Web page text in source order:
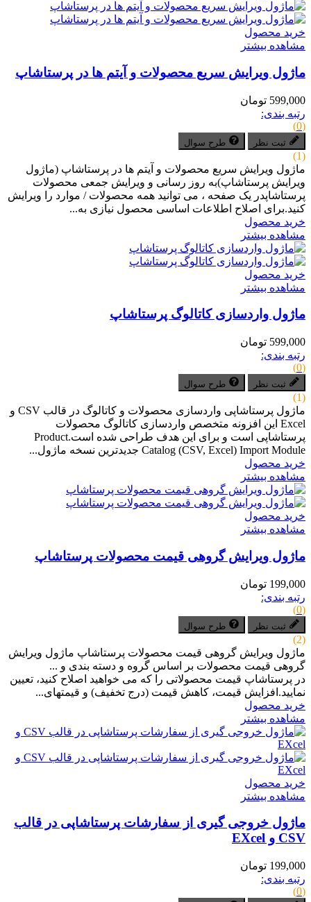
خرید محصول
مشاهده بیشتر
ماژول ویرایش سریع محصولات و آیتم ها در پرستاشاپ
599,000 تومان
رتبه بندی:
(0)
ثبت نظر طرح سوال
(1)
ماژول ویرایش سریع محصولات و آیتم ها در پرستاشاپ (ماژول
ویرایش پرستاشاپ)به روز رسانی و ویرایش جمعی محصولات
پرستاشاپدر یک صفحه ، می توانید همه محصولات / موارد را ویرایش
کنید.برای اصلاح اطلاعات اساسی محصول نیازی به...
خرید محصول
مشاهده بیشتر
خرید محصول
مشاهده بیشتر
ماژول واردسازی کاتالوگ پرستاشاپ
599,000 تومان
رتبه بندی:
(0)
ثبت نظر طرح سوال
(1)
ماژول پرستاشاپی واردسازی محصولات و کاتالوگ در قالب CSV و
Excel این افزونه متخصص واردسازی کاتالوگ محصولات
پرستاشاپی است و برای این هدف طراحی شده است.Product
Catalog (CSV, Excel) Import Module جدیدترین نسخه ماژول...
خرید محصول
مشاهده بیشتر
خرید محصول
مشاهده بیشتر
ماژول ویرایش گروهی قیمت محصولات پرستاشاپ
199,000 تومان
رتبه بندی:
(0)
ثبت نظر طرح سوال
(2)
ماژول ویرایش گروهی قیمت محصولات پرستاشاپ ماژول ویرایش
گروهی قیمت محصولات بر اساس گروه و دسته بندی و ...
در پرستاشاپ قیمت محصولاتی را که می خواهید اصلاح کنید، تعیین
نمایید.افزایش قیمت، کاهش قیمت (درج تخفیف) و قیمتهای...
خرید محصول
مشاهده بیشتر
خرید محصول
مشاهده بیشتر
ماژول خروجی گیری از سفارشات پرستاشاپی در قالب
CSV و EXcel
199,000 تومان
رتبه بندی:
(0)